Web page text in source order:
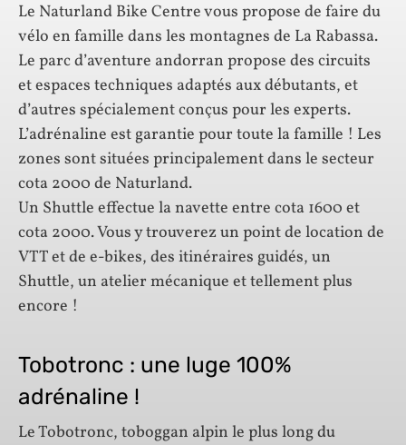
Le Naturland Bike Centre vous propose de faire du
vélo en famille dans les montagnes de La Rabassa.
Le parc d’aventure andorran propose des circuits
et espaces techniques adaptés aux débutants, et
d’autres spécialement conçus pour les experts.
L’adrénaline est garantie pour toute la famille ! Les
zones sont situées principalement dans le secteur
cota 2000 de Naturland.
Un Shuttle effectue la navette entre cota 1600 et
cota 2000. Vous y trouverez un point de location de
VTT et de e-bikes, des itinéraires guidés, un
Shuttle, un atelier mécanique et tellement plus
encore !
Tobotronc : une luge 100%
adrénaline !
Le Tobotronc, toboggan alpin le plus long du